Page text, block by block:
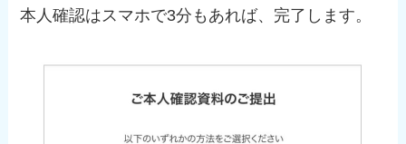
本人確認はスマホで3分もあれば、完了します。